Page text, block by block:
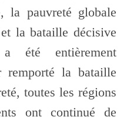
la pauvreté globale
la bataille décisive
été entièrement
remporté la bataille
toutes les régions
ont continué de